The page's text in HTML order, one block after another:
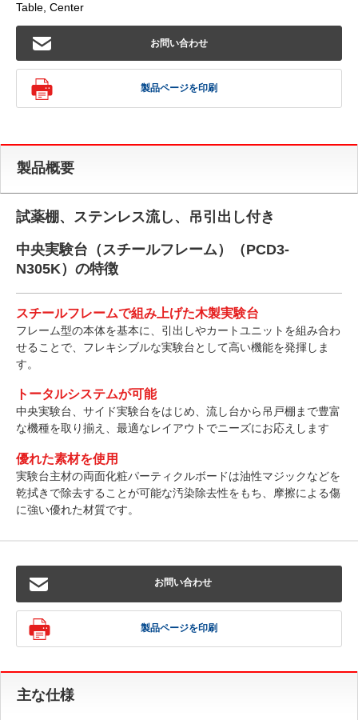
Table, Center
お問い合わせ
製品ページを印刷
製品概要
試薬棚、ステンレス流し、吊引出し付き
中央実験台（スチールフレーム）（PCD3-
N305K）の特徴
スチールフレームで組み上げた木製実験台
フレーム型の本体を基本に、引出しやカートユニットを組み合わ
せることで、フレキシブルな実験台として高い機能を発揮しま
す。
トータルシステムが可能
中央実験台、サイド実験台をはじめ、流し台から吊戸棚まで豊富
な機種を取り揃え、最適なレイアウトでニーズにお応えします
優れた素材を使用
実験台主材の両面化粧パーティクルボードは油性マジックなどを
乾拭きで除去することが可能な汚染除去性をもち、摩擦による傷
に強い優れた材質です。
お問い合わせ
製品ページを印刷
主な仕様